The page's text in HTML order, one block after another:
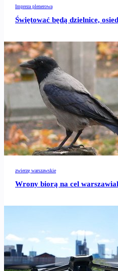
Impreza plenerowa
Świętować będą dzielnice,
zwierzę warszawskie
Wrony biorą na cel